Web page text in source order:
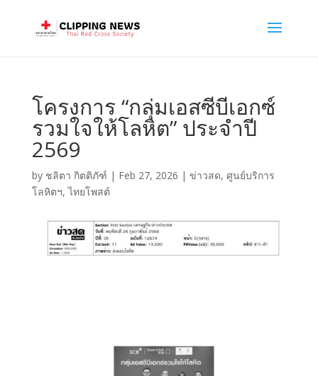
โครงการ “กลุ่มเอสซีบีเอกซ์
รวมใจให้โลหิต” ประจำปี
2569
by ชลิตา กิตติภัฑ์ | Feb 27, 2026 | ข่าวสด, ศูนย์บริการ
โลหิตฯ,ไทยโพสต์